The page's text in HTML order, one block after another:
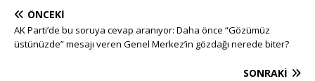
ÖNCEKI
AK Parti’de bu soruya cevap aranıyor: Daha önce “Gözümüz
üstünüzde” mesajı veren Genel Merkez’in gözdağı nerede biter?
SONRAKI